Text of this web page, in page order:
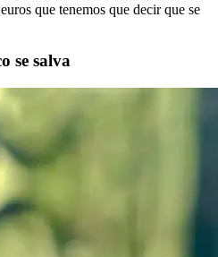
que tenemos que decir que se
se salva